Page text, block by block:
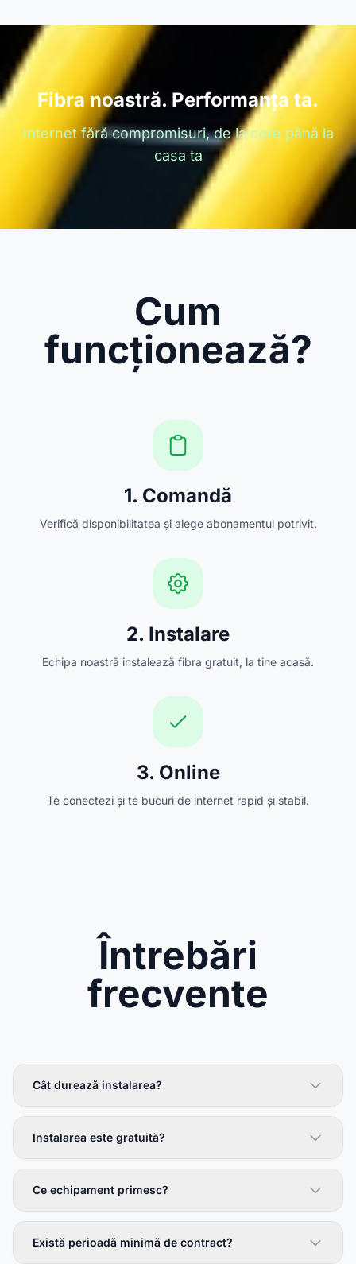
Fibra noastră. Performanța ta.
Internet fără compromisuri, de la core până la
casa ta
Cum
funcționează?
1. Comandă
Verifică disponibilitatea și alege abonamentul potrivit.
2. Instalare
Echipa noastră instalează fibra gratuit, la tine acasă.
3. Online
Te conectezi și te bucuri de internet rapid și stabil.
Întrebări
frecvente
Cât durează instalarea?
Instalarea este gratuită?
Ce echipament primesc?
Există perioadă minimă de contract?